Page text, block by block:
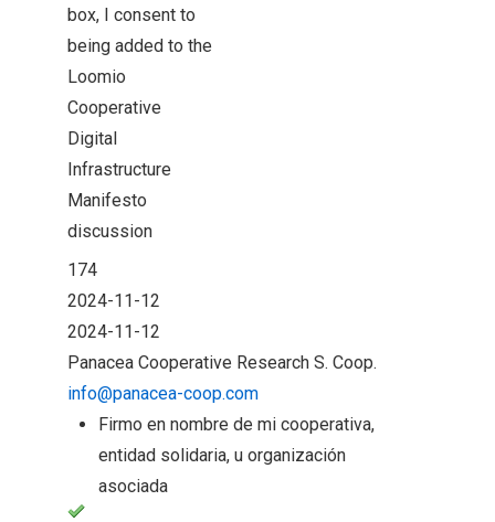
box, I consent to
being added to the
Loomio
Cooperative
Digital
Infrastructure
Manifesto
discussion
174
2024-11-12
2024-11-12
Panacea Cooperative Research S. Coop.
info@panacea-coop.com
Firmo en nombre de mi cooperativa,
entidad solidaria, u organización
asociada